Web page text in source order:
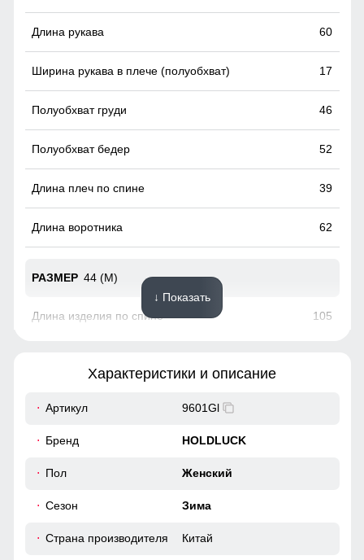
Удобные и вместительные карманы
Практичные и стильные карманы удобно расположены
для хранения мелочей, таких как ключи или телефон.
Карманы утеплены флисом.
Практичные и стильные карманы удобно расположены
Карманы утеплены флисом.
Материал подкладки
60
17
46
52
39
62
44 (M)
105
↓ Показать
Характеристики и описание
Артикул 9601Gl
Бренд HOLDLUCK
Пол Женский
Сезон Зима
Страна производителя Китай